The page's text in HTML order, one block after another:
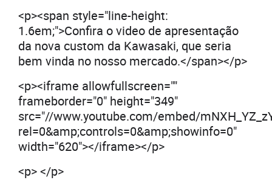
<p><span style="line-height:
1.6em;">Confira o video de apresentação
da nova custom da Kawasaki, que seria
bem vinda no nosso mercado.</span></p>
<p><iframe allowfullscreen=""
frameborder="0" height="349"
src="//www.youtube.com/embed/
rel=0&amp;controls=0&amp;showinfo=0"
width="620"></iframe></p>
<p> </p>